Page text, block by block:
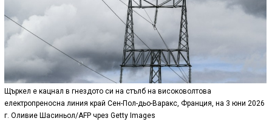
Щъркел е кацнал в гнездото си на стълб на високоволтова
електропреносна линия край Сен-Пол-дьо-Варакс, Франция, на 3 юни 2026
г. Оливие Шасиньол/AFP чрез Getty Images